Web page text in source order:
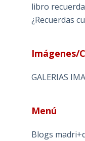
libro
¿Recuerdas
Imágenes/
GALERIAS
Menú
Blogs